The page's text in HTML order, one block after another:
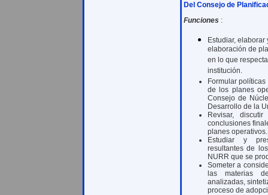
Del Consejo de
Funciones :
Estudiar,
elaboración de
en lo que
institución.
Formular
de los planes
Consejo de
Desarrollo de la
Revisar,
conclusiones
planes operativos.
Estudiar y
resultantes de
NURR que se
Someter a
las materias
analizadas,
proceso de